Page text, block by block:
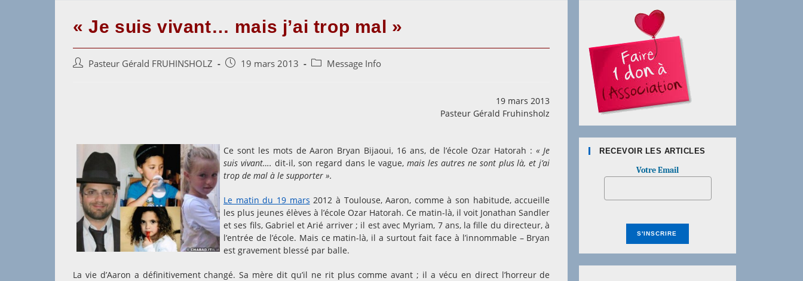
« Je suis vivant… mais j’ai trop mal »
Auteur/autrice
Pasteur Gérald FRUHINSHOLZ
Post 19 mars 2013
Post Message Info
19 mars 2013
Pasteur Gérald Fruhinsholz
Ce sont les mots de Aaron Bryan Bijaoui, 16 ans, de l’école Ozar Hatorah : « Je
suis vivant…. dit-il, son regard dans le vague, mais les autres ne sont plus là, et j’ai
trop de mal à le supporter ».
Le matin du 19 mars 2012 à Toulouse, Aaron, comme à son habitude, accueille
les plus jeunes élèves à l’école Ozar Hatorah. Ce matin-là, il voit Jonathan Sandler
et ses fils, Gabriel et Arié arriver ; il est avec Myriam, 7 ans, la fille du directeur, à
l’entrée de l’école. Mais ce matin-là, il a surtout fait face à l’innommable – Bryan
est gravement blessé par balle.
La vie d’Aaron a définitivement changé. Sa mère dit qu’il ne rit plus comme avant ; il a vécu en direct l’horreur de
RECEVOIR LES ARTICLES
Votre Email